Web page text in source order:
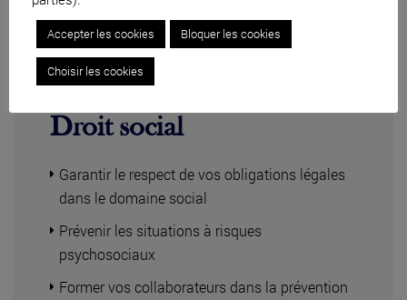
Droit social
Garantir le respect de vos obligations légales
dans le domaine social
Prévenir les situations à risques
psychosociaux
Former vos collaborateurs dans la prévention
Accepter les cookies Bloquer les cookies
Choisir les cookies